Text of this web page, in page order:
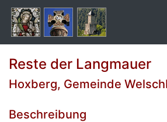
Reste der Langmauer
Hoxberg, Gemeinde
Beschreibung